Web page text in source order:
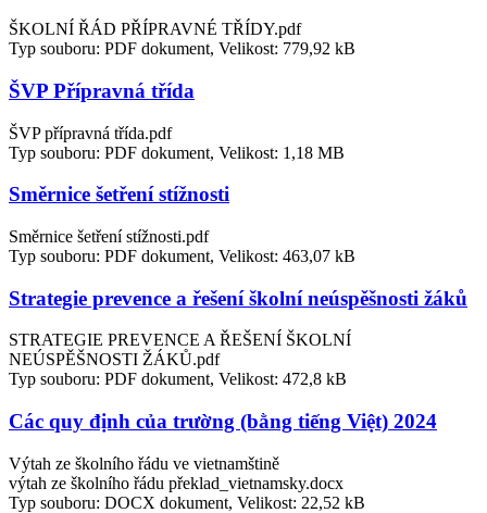
ŠKOLNÍ ŘÁD PŘÍPRAVNÉ TŘÍDY.pdf
Typ souboru: PDF dokument, Velikost: 779,92 kB
ŠVP Přípravná třída
ŠVP přípravná třída.pdf
Typ souboru: PDF dokument, Velikost: 1,18 MB
Směrnice šetření stížnosti
Směrnice šetření stížnosti.pdf
Typ souboru: PDF dokument, Velikost: 463,07 kB
Strategie prevence a řešení školní neúspěšnosti žáků
STRATEGIE PREVENCE A ŘEŠENÍ ŠKOLNÍ
NEÚSPĚŠNOSTI ŽÁKŮ.pdf
Typ souboru: PDF dokument, Velikost: 472,8 kB
Các quy định của trường (bằng tiếng Việt) 2024
Výtah ze školního řádu ve vietnamštině
výtah ze školního řádu překlad_vietnamsky.docx
Typ souboru: DOCX dokument, Velikost: 22,52 kB